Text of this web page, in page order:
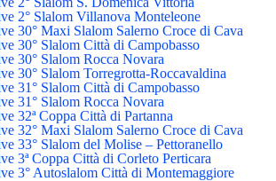
2° Slalom Villanova Monteleone
30° Maxi Slalom Salerno Croce di Cava
30° Slalom Città di Campobasso
30° Slalom Rocca Novara
30° Slalom Torregrotta-Roccavaldina
31° Slalom Città di Campobasso
31° Slalom Rocca Novara
32ª Coppa Città di Partanna
32° Maxi Slalom Salerno Croce di Cava
33° Slalom del Molise – Pettoranello
3ª Coppa Città di Corleto Perticara
3° Autoslalom Città di Montemaggiore